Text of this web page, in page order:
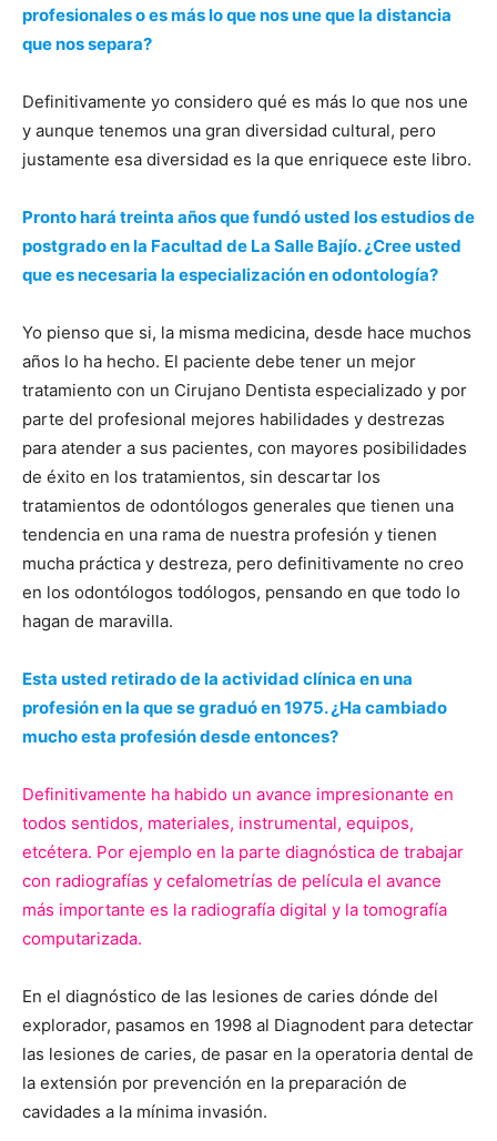
profesionales o es más lo que nos une que la distancia
que nos separa?
Definitivamente yo considero qué es más lo que nos une
y aunque tenemos una gran diversidad cultural, pero
justamente esa diversidad es la que enriquece este libro.
Pronto hará treinta años que fundó usted los estudios de
postgrado en la Facultad de La Salle Bajío. ¿Cree usted
que es necesaria la especialización en odontología?
Yo pienso que si, la misma medicina, desde hace muchos
años lo ha hecho. El paciente debe tener un mejor
tratamiento con un Cirujano Dentista especializado y por
parte del profesional mejores habilidades y destrezas
para atender a sus pacientes, con mayores posibilidades
de éxito en los tratamientos, sin descartar los
tratamientos de odontólogos generales que tienen una
tendencia en una rama de nuestra profesión y tienen
mucha práctica y destreza, pero definitivamente no creo
en los odontólogos todólogos, pensando en que todo lo
hagan de maravilla.
Esta usted retirado de la actividad clínica en una
profesión en la que se graduó en 1975. ¿Ha cambiado
mucho esta profesión desde entonces?
Definitivamente ha habido un avance impresionante en
todos sentidos, materiales, instrumental, equipos,
etcétera. Por ejemplo en la parte diagnóstica de trabajar
con radiografías y cefalometrías de película el avance
más importante es la radiografía digital y la tomografía
computarizada.
En el diagnóstico de las lesiones de caries dónde del
explorador, pasamos en 1998 al Diagnodent para detectar
las lesiones de caries, de pasar en la operatoria dental de
la extensión por prevención en la preparación de
cavidades a la mínima invasión.